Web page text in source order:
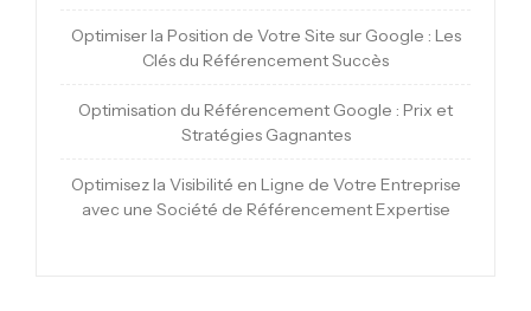
Optimiser la Position de Votre Site sur Google : Les
Clés du Référencement Succès
Optimisation du Référencement Google : Prix et
Stratégies Gagnantes
Optimisez la Visibilité en Ligne de Votre Entreprise
avec une Société de Référencement Expertise